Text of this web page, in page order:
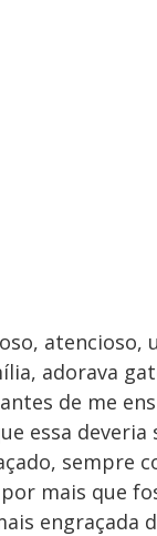
atencioso,
adorava
de me
essa
sempre
mais que
engraçada